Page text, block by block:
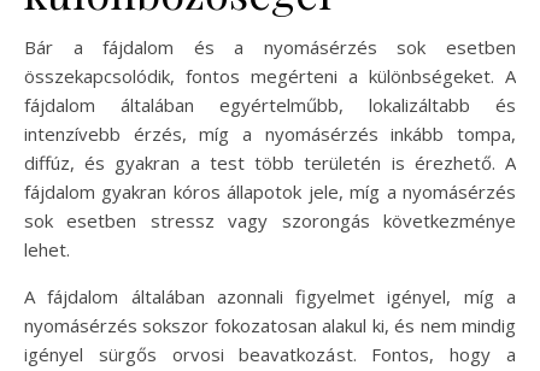
Bár a fájdalom és a nyomásérzés sok esetben
összekapcsolódik, fontos megérteni a különbségeket. A
fájdalom általában egyértelműbb, lokalizáltabb és
intenzívebb érzés, míg a nyomásérzés inkább tompa,
diffúz, és gyakran a test több területén is érezhető. A
fájdalom gyakran kóros állapotok jele, míg a nyomásérzés
sok esetben stressz vagy szorongás következménye
lehet.
A fájdalom általában azonnali figyelmet igényel, míg a
nyomásérzés sokszor fokozatosan alakul ki, és nem mindig
igényel sürgős orvosi beavatkozást. Fontos, hogy a